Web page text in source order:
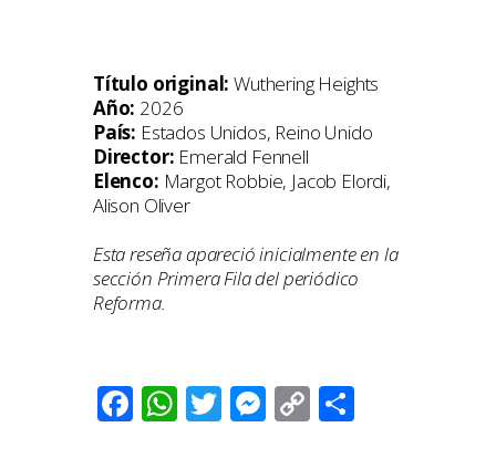
Título original: Wuthering Heights
Año: 2026
País: Estados Unidos, Reino Unido
Director: Emerald Fennell
Elenco: Margot Robbie, Jacob Elordi,
Alison Oliver
Esta reseña apareció inicialmente en la
sección Primera Fila del periódico
Reforma.
Facebook
WhatsApp
Twitter
Messenger
Copy